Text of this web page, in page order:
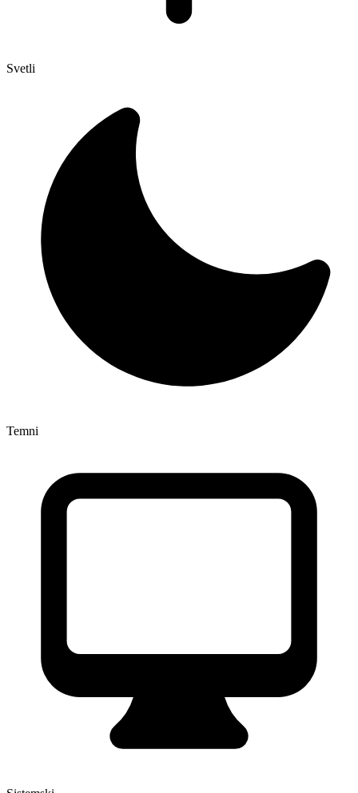
Svetli
Temni